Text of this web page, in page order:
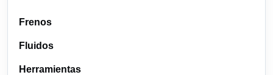
Frenos
Fluidos
Herramientas